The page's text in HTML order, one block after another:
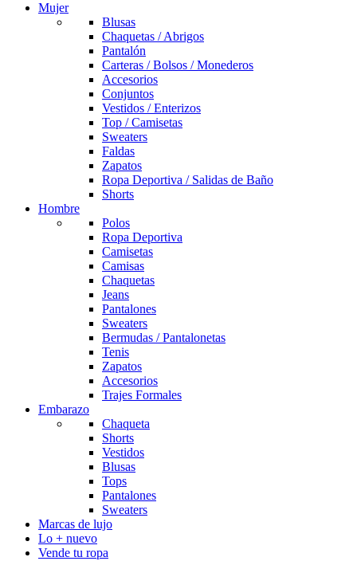
Mujer
Blusas
Chaquetas / Abrigos
Pantalón
Carteras / Bolsos / Monederos
Accesorios
Conjuntos
Vestidos / Enterizos
Top / Camisetas
Sweaters
Faldas
Zapatos
Ropa Deportiva / Salidas de Baño
Shorts
Hombre
Polos
Ropa Deportiva
Camisetas
Camisas
Chaquetas
Jeans
Pantalones
Sweaters
Bermudas / Pantalonetas
Tenis
Zapatos
Accesorios
Trajes Formales
Embarazo
Chaqueta
Shorts
Vestidos
Blusas
Tops
Pantalones
Sweaters
Marcas de lujo
Lo + nuevo
Vende tu ropa